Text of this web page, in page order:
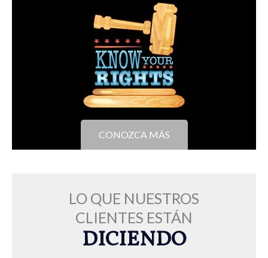
CONOZCA MÁS
LO QUE NUESTROS
CLIENTES ESTÁN
DICIENDO